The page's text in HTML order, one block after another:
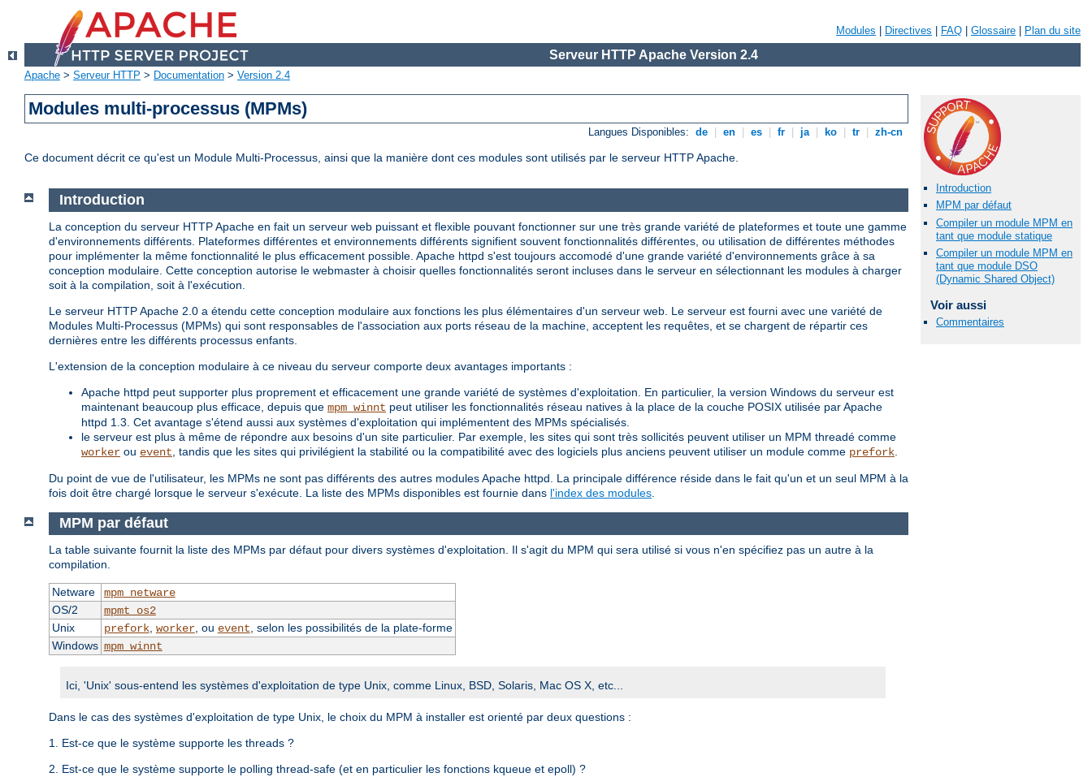
Modules Directives FAQ Glossaire Plan du site
Serveur HTTP Apache Version 2.4
Apache > Serveur HTTP > Documentation > Version 2.4
Modules multi-processus (MPMs)
Langues Disponibles: de en es fr ja ko tr zh-cn
Ce document décrit ce qu'est un Module Multi-Processus, ainsi que la manière dont ces modules sont utilisés par le serveur HTTP Apache.
Introduction
MPM par défaut
Compiler un module MPM en
tant que module statique
Compiler un module MPM en
tant que module DSO
(Dynamic Shared Object)
Voir aussi
Commentaires
Introduction
La conception du serveur HTTP Apache en fait un serveur web puissant et flexible pouvant fonctionner sur une très grande variété de plateformes et toute une gamme
d'environnements différents. Plateformes différentes et environnements différents signifient souvent fonctionnalités différentes, ou utilisation de différentes méthodes
pour implémenter la même fonctionnalité le plus efficacement possible. Apache httpd s'est toujours accomodé d'une grande variété d'environnements grâce à sa
conception modulaire. Cette conception autorise le webmaster à choisir quelles fonctionnalités seront incluses dans le serveur en sélectionnant les modules à charger
soit à la compilation, soit à l'exécution.
Le serveur HTTP Apache 2.0 a étendu cette conception modulaire aux fonctions les plus élémentaires d'un serveur web. Le serveur est fourni avec une variété de
Modules Multi-Processus (MPMs) qui sont responsables de l'association aux ports réseau de la machine, acceptent les requêtes, et se chargent de répartir ces
dernières entre les différents processus enfants.
L'extension de la conception modulaire à ce niveau du serveur comporte deux avantages importants :
Apache httpd peut supporter plus proprement et efficacement une grande variété de systèmes d'exploitation. En particulier, la version Windows du serveur est
maintenant beaucoup plus efficace, depuis que mpm_winnt peut utiliser les fonctionnalités réseau natives à la place de la couche POSIX utilisée par Apache
httpd 1.3. Cet avantage s'étend aussi aux systèmes d'exploitation qui implémentent des MPMs spécialisés.
le serveur est plus à même de répondre aux besoins d'un site particulier. Par exemple, les sites qui sont très sollicités peuvent utiliser un MPM threadé comme
worker ou event , tandis que les sites qui privilégient la stabilité ou la compatibilité avec des logiciels plus anciens peuvent utiliser un module comme prefork
Du point de vue de l'utilisateur, les MPMs ne sont pas différents des autres modules Apache httpd. La principale différence réside dans le fait qu'un et un seul MPM à la
fois doit être chargé lorsque le serveur s'exécute. La liste des MPMs disponibles est fournie dans l'index des modules
MPM par défaut
La table suivante fournit la liste des MPMs par défaut pour divers systèmes d'exploitation. Il s'agit du MPM qui sera utilisé si vous n'en spécifiez pas un autre à la
compilation.
Netware
mpm_netware
OS/2
mpmt_os2
Unix
prefork, worker, ou event , selon les possibilités de la plate-forme
Windows mpm_winnt
Ici, 'Unix' sous-entend les systèmes d'exploitation de type Unix, comme Linux, BSD, Solaris, Mac OS X, etc...
Dans le cas des systèmes d'exploitation de type Unix, le choix du MPM à installer est orienté par deux questions :
1. Est-ce que le système supporte les threads ?
2. Est-ce que le système supporte le polling thread-safe (et en particulier les fonctions kqueue et epoll) ?